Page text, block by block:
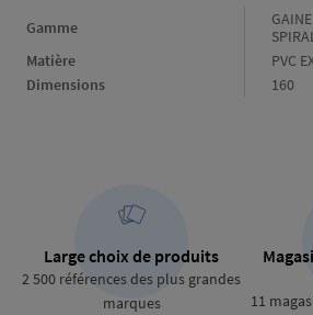
Gamme
Matière
PVC
Dimensions
160
Large choix de produits
2 500 références des plus grandes
marques
11